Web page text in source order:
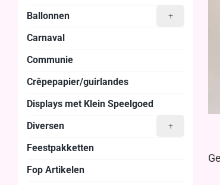
+
Ballonnen
Carnaval
Communie
Crêpepapier/guirlandes
Displays met Klein Speelgoed
+
Diversen
Feestpakketten
Fop Artikelen